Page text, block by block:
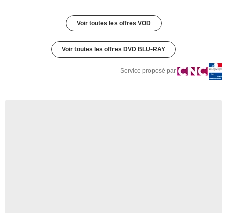
Voir toutes les offres VOD
Voir toutes les offres DVD BLU-RAY
Service proposé par